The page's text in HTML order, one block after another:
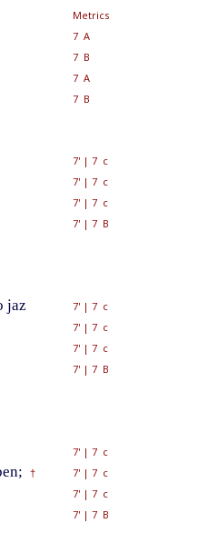
Metrics
7 A
7 B
7 A
7 B
7'| 7 c
7'| 7 c
7'| 7 c
7'| 7 B
jaz 7'| 7 c
7'| 7 c
7'| 7 c
7'| 7 B
7'| 7 c
† 7'| 7 c
7'| 7 c
7'| 7 B